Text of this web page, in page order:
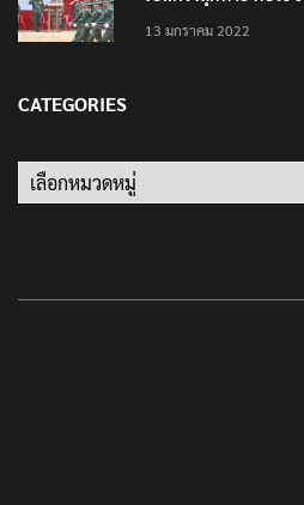
13 มกราคม 2022
CATEGORIES
Categories